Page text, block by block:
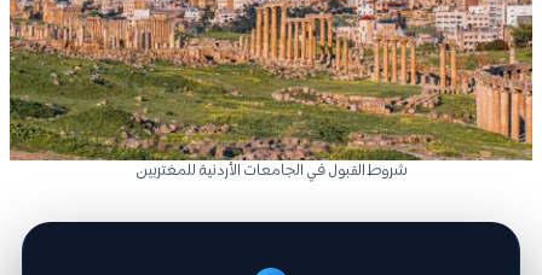
شروط القبول في الجامعات الأردنية للمغتربين